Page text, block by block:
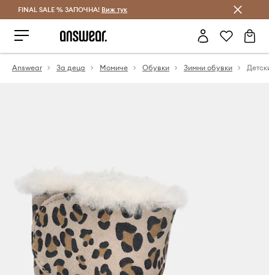
Спестявай с Answear Club
FINAL SALE % ЗАПОЧНА! Виж тук
Answear За деца Момиче Обувки Зимни обувки